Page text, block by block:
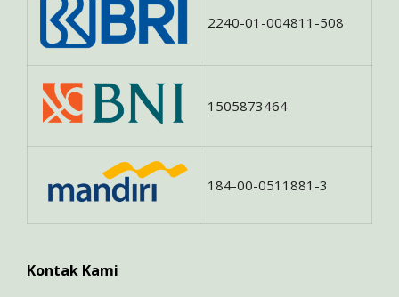
2240-01-004811-508
1505873464
184-00-0511881-3
Kontak Kami